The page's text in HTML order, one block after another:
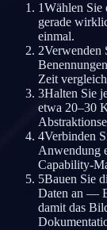
1Wählen Sie
gerade
einmal.
2Verwenden
Zeit
3Halten Sie
etwa 20–30
4Verbinden
Anwendung
Capability-
5Bauen Sie
Daten an —
damit das